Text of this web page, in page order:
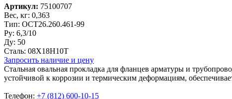
Артикул: 75100707
Вес, кг: 0,363
Тип: ОСТ26.260.461-99
Py: 6,3/10
Ду: 50
Сталь: 08Х18Н10Т
Запросить наличие и цену
Стальная овальная прокладка для фланцев арматуры и
устойчивой к коррозии и термическим деформациям,
Телефон: +7 (812) 600-10-15